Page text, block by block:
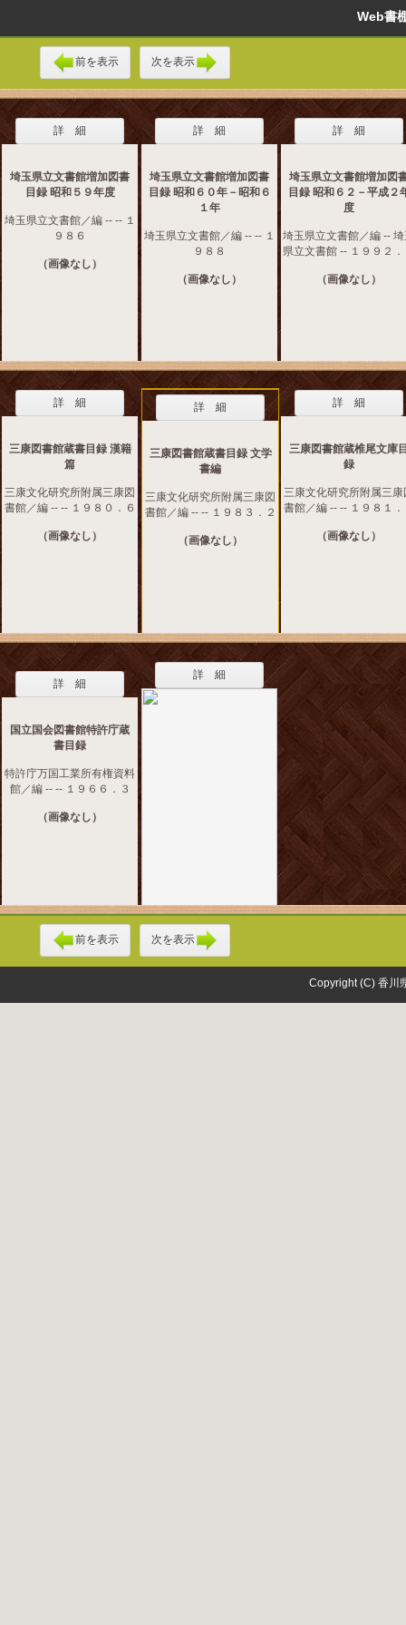
Web
前を表示 次を表示
詳 細
埼玉県立文書館増加図書
目録 昭和５９年度
埼玉県立文書館／編 -- -- １
９８６
（画像なし）
詳 細
埼玉県立文書館増加図書
目録 昭和６０年－昭和６
１年
埼玉県立文書館／編 -- -- １
９８８
（画像なし）
詳 細
埼玉県立文書館増加図
目録 昭和６２－平成２
度
埼玉県立文書館／編 --
県立文書館 -- １９９２
（画像なし）
詳 細
三康図書館蔵書目録 漢籍
篇
三康文化研究所附属三康図
書館／編 -- -- １９８０．６
（画像なし）
詳 細
三康図書館蔵書目録 文学
書編
三康文化研究所附属三康図
書館／編 -- -- １９８３．２
（画像なし）
詳 細
三康図書館蔵椎尾文庫
録
三康文化研究所附属三康
書館／編 -- -- １９８１．
（画像なし）
詳 細
国立国会図書館特許庁蔵
書目録
特許庁万国工業所有権資料
館／編 -- -- １９６６．３
（画像なし）
詳 細
前を表示 次を表示
Copyright (C) 香川